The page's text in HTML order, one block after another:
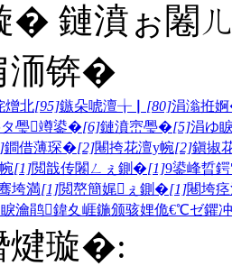
� 鏈濆ぉ闂
洏锛�
熷北[95]鏃朵唬澶╁▏ [80]涓滃拰
タ璺竴鍙�[6]鏈濆崈璺�[5]涓ゆ
鐧借薄琛�[2]闀挎花澶у帵[2]鎭掓
[1]閲戠传闂ㄥぇ鍘�[1]9鍙峰晢
垮満[1]閲嶅簡娓ぇ鍘�[1]闀垮
瀹鹃鍏夊崕鍦颁骇娌佹€℃ゼ鑺
煡璇�: